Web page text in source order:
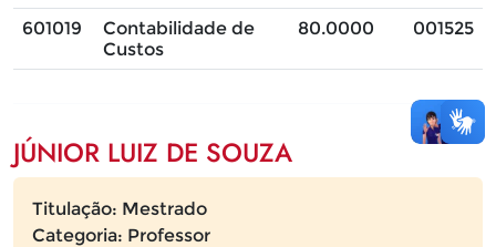
601019
Contabilidade de
Custos
80.0000 001525
JÚNIOR LUIZ DE SOUZA
Titulação: Mestrado
Categoria: Professor